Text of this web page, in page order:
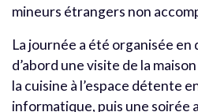
mineurs étrangers non
La journée a été organisée en
d’abord une visite de la
la cuisine à l’espace détente
informatique, puis une soirée